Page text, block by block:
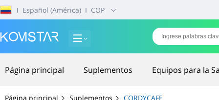
Ι Español (América) Ι COP
Página principal Suplementos Equipos para la
Página principal Suplementos CORDYCAFE